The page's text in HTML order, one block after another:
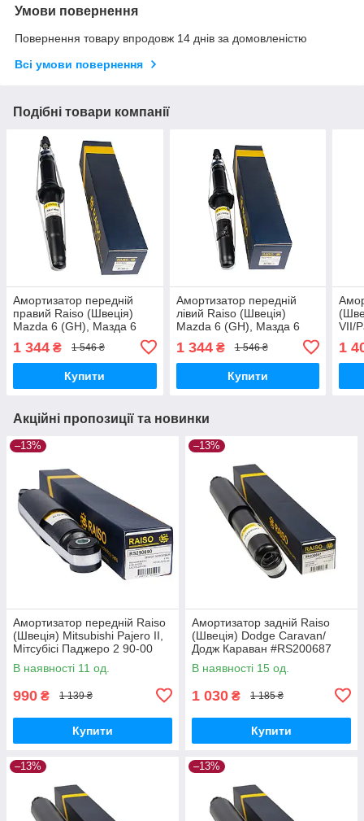
Умови повернення
Повернення товару впродовж 14 днів за домовленістю
Всі умови повернення
Подібні товари компанії
Амортизатор передній
правий Raiso (Швеція)
Mazda 6 (GH), Мазда 6
UAAOWFA17
1 344 ₴ 1 546 ₴
Купити
Амортизатор передній
лівий Raiso (Швеція)
Mazda 6 (GH), Мазда 6
UAAOWFA17
1 344₴ 1 546 ₴
Купити
VII/
1
Акційні пропозиції та новинки
–13%
Амортизатор передній Raiso
(Швеція) Mitsubishi Pajero II,
Мітсубісі Паджеро 2 90-00
#RS290090 UAIVJTD17
В наявності 11 од.
990 ₴ 1 139 ₴
Купити
–13%
Амортизатор задній Raiso
(Швеція) Dodge Caravan/
Додж Караван #RS200687
UAKHNFL17
В наявності 15 од.
1 030 ₴ 1 185 ₴
Купити
–13% –13%